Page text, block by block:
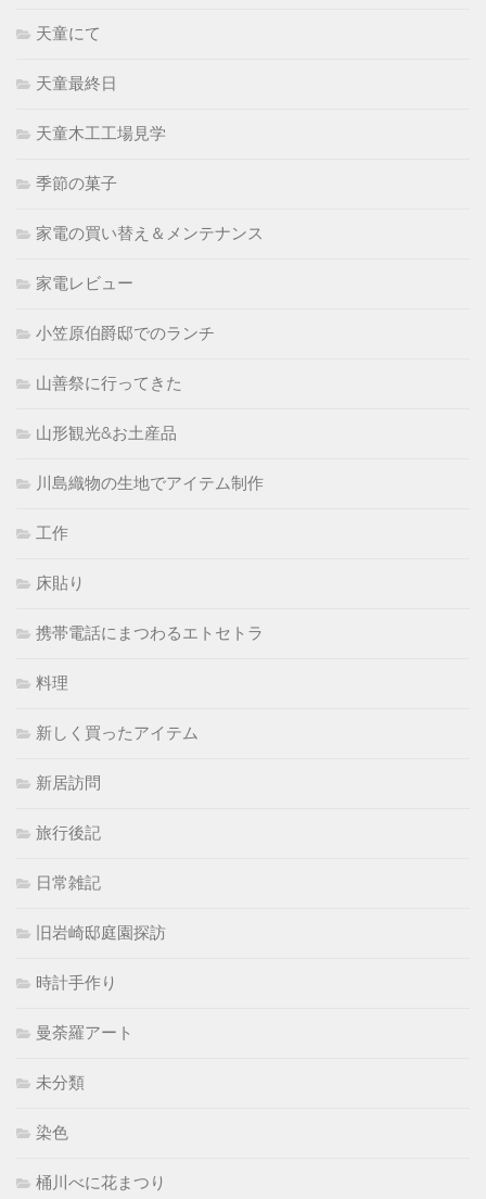
天童にて
天童最終日
天童木工工場見学
季節の菓子
家電の買い替え＆メンテナンス
家電レビュー
小笠原伯爵邸でのランチ
山善祭に行ってきた
山形観光&お土産品
川島織物の生地でアイテム制作
工作
床貼り
携帯電話にまつわるエトセトラ
料理
新しく買ったアイテム
新居訪問
旅行後記
日常雑記
旧岩崎邸庭園探訪
時計手作り
曼荼羅アート
未分類
染色
桶川べに花まつり